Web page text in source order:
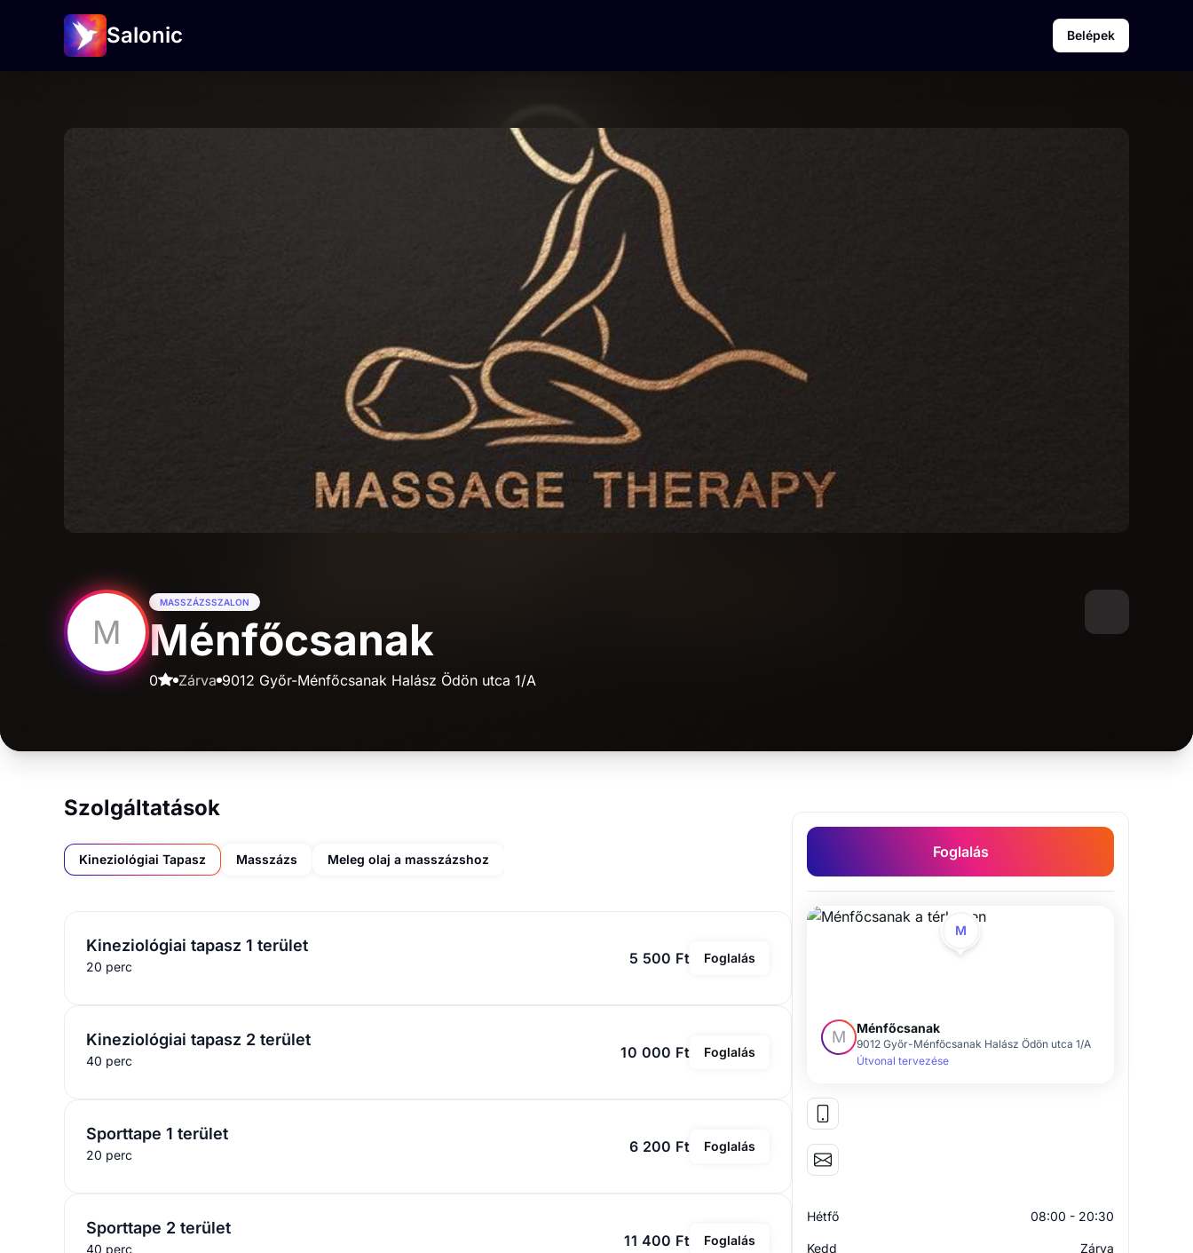
Salonic Belépek
M
MASSZÁZSSZALON
Ménfőcsanak
0 Zárva 9012 Győr-Ménfőcsanak Halász Ödön utca 1/A
Szolgáltatások
Kineziológiai Tapasz Masszázs Meleg olaj a masszázshoz
Kineziológiai tapasz 1 terület
20 perc 5 500 Ft Foglalás
Kineziológiai tapasz 2 terület
40 perc 10 000 Ft Foglalás
Sporttape 1 terület
20 perc 6 200 Ft Foglalás
Sporttape 2 terület
40 perc 11 400 Ft Foglalás
Foglalás
M
M Ménfőcsanak
9012 Győr-Ménfőcsanak Halász Ödön utca 1/A
Útvonal tervezése
Hétfő 08:00 - 20:30
Kedd Zárva